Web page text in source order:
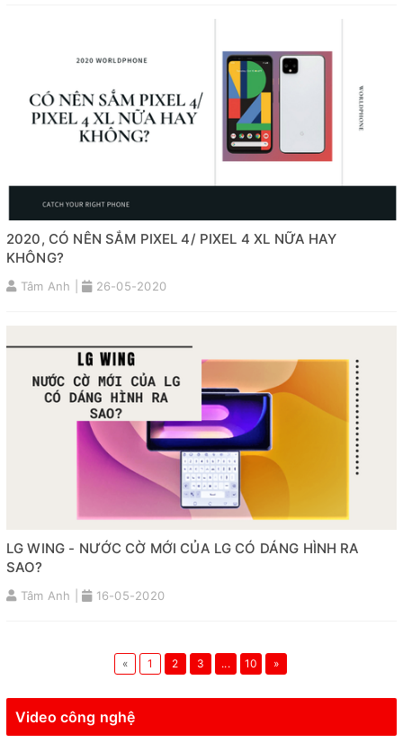
2020, CÓ NÊN SẮM PIXEL 4/ PIXEL 4 XL NỮA HAY
KHÔNG?
Tâm Anh | 26-05-2020
LG WING - NƯỚC CỜ MỚI CỦA LG CÓ DÁNG HÌNH RA
SAO?
Tâm Anh | 16-05-2020
« 1 2 3 ... 10 »
Video công nghệ